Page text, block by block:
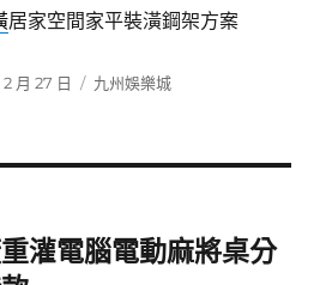
居家空間家平裝潢鋼架方案
月 27 日
分
九州娛樂城
灌電腦電動麻將桌分